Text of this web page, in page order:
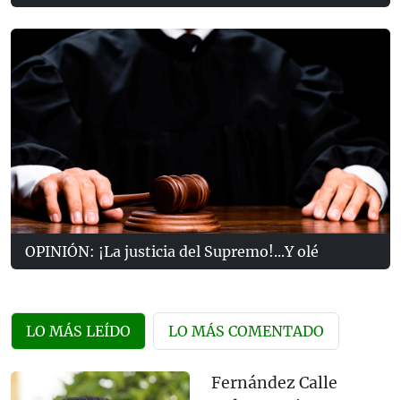
OPINIÓN: ¡La justicia del Supremo!...Y olé
LO MÁS LEÍDO LO MÁS COMENTADO
Fernández Calle